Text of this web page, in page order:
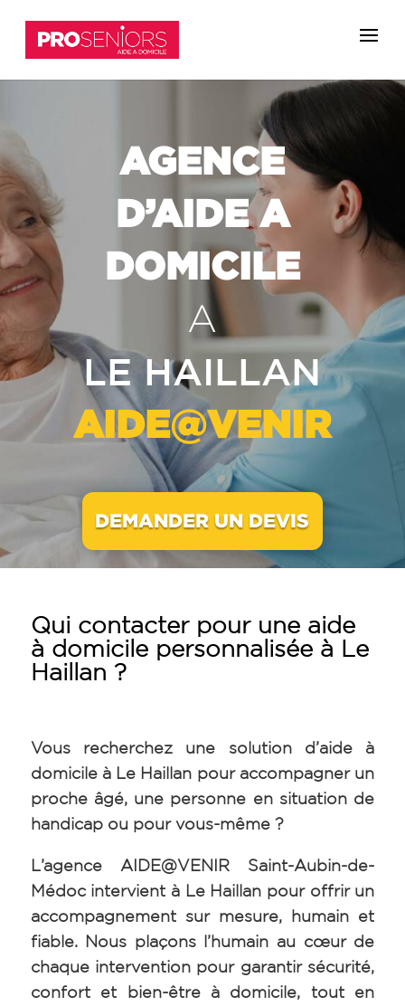
AGENCE
D’AIDE A
DOMICILE
A
LE HAILLAN
AIDE@VENIR
DEMANDER UN DEVIS
Qui contacter pour une aide
à domicile personnalisée à Le
Haillan ?
Vous recherchez une solution d’aide à
domicile à Le Haillan pour accompagner un
proche âgé, une personne en situation de
handicap ou pour vous-même ?
L’agence AIDE@VENIR Saint-Aubin-de-
Médoc intervient à Le Haillan pour offrir un
accompagnement sur mesure, humain et
fiable. Nous plaçons l’humain au cœur de
chaque intervention pour garantir sécurité,
confort et bien-être à domicile, tout en